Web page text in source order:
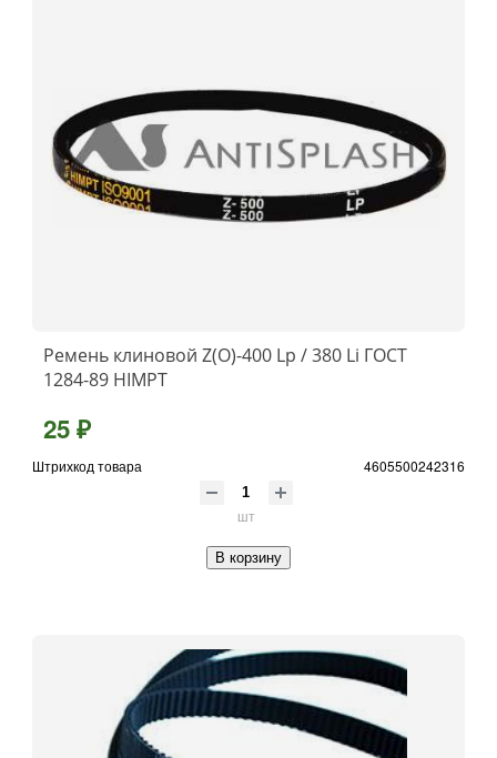
Ремень клиновой Z(О)-400 Lp / 380 Li ГОСТ
1284-89 HIMPT
25 ₽
Штрихкод товара 4605500242316
шт
В корзину